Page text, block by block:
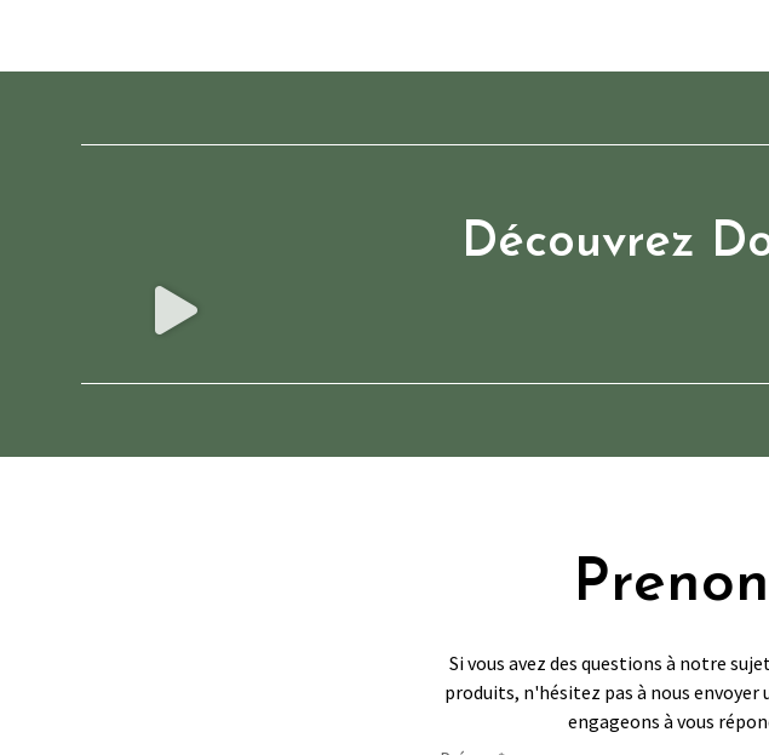
Découvrez
Si vous avez des questions à notre
produits, n'hésitez pas à nous envoyer
engageons à vous